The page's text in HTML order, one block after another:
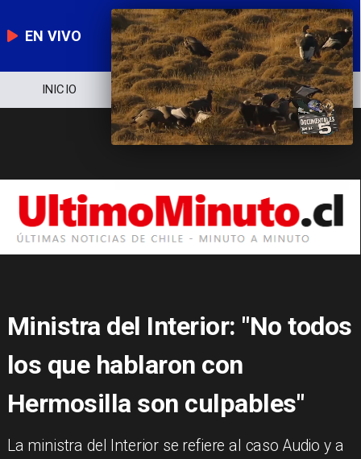
EN VIVO
INICIO NOTICIERO POLÍTICA
Ministra del Interior: "No todos
los que hablaron con
Hermosilla son culpables"
​La ministra del Interior se refiere al caso Audio y a